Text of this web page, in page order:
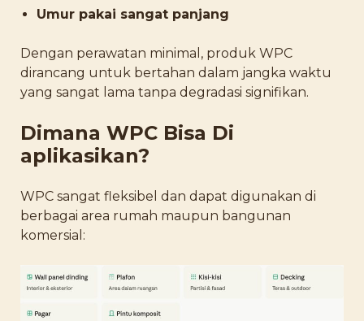
Umur pakai sangat panjang
Dengan perawatan minimal, produk WPC
dirancang untuk bertahan dalam jangka waktu
yang sangat lama tanpa degradasi signifikan.
Dimana WPC Bisa Di
aplikasikan?
WPC sangat fleksibel dan dapat digunakan di
berbagai area rumah maupun bangunan
komersial: